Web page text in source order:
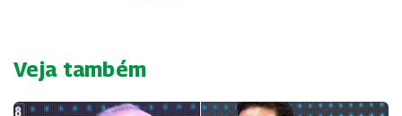
Veja também